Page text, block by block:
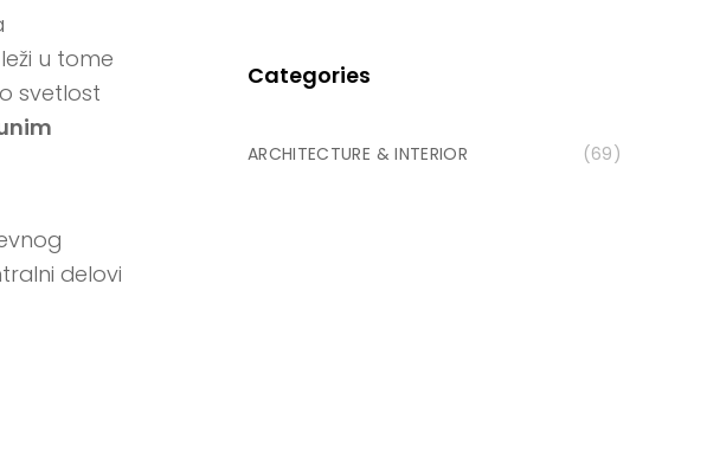
u tome
svetlost
delovi
Categories
ARCHITECTURE & INTERIOR (69)